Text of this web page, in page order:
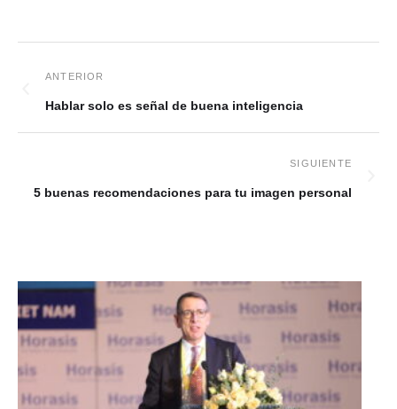
Hablar solo es señal de buena inteligencia
5 buenas recomendaciones para tu imagen personal